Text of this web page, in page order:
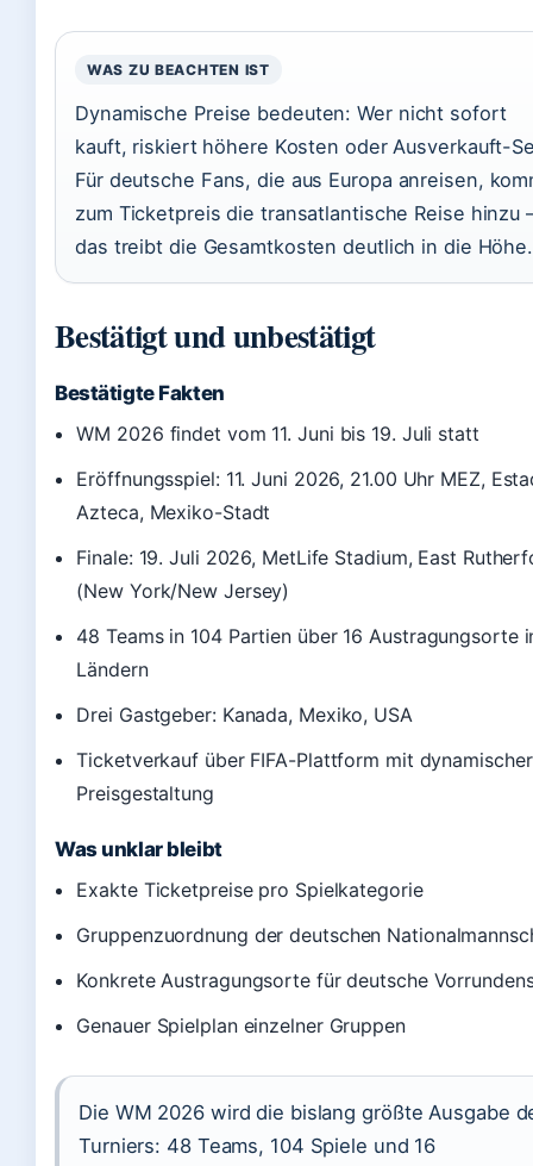
WAS ZU BEACHTEN IST
Dynamische Preise bedeuten: Wer nicht sofort
kauft, riskiert höhere Kosten oder Ausverkauft-
Für deutsche Fans, die aus Europa anreisen,
zum Ticketpreis die transatlantische Reise hinzu
das treibt die Gesamtkosten deutlich in die Höhe.
Bestätigt und unbestätigt
Bestätigte Fakten
WM 2026 findet vom 11. Juni bis 19. Juli statt
Eröffnungsspiel: 11. Juni 2026, 21.00 Uhr MEZ,
Azteca, Mexiko-Stadt
Finale: 19. Juli 2026, MetLife Stadium, East
(New York/New Jersey)
48 Teams in 104 Partien über 16 Austragungsorte
Ländern
Drei Gastgeber: Kanada, Mexiko, USA
Ticketverkauf über FIFA-Plattform mit dynamischer
Preisgestaltung
Was unklar bleibt
Exakte Ticketpreise pro Spielkategorie
Gruppenzuordnung der deutschen
Konkrete Austragungsorte für deutsche
Genauer Spielplan einzelner Gruppen
Die WM 2026 wird die bislang größte Ausgabe
Turniers: 48 Teams, 104 Spiele und 16